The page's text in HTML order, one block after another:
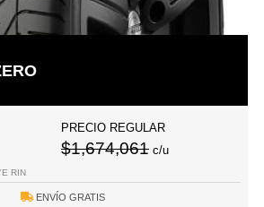
PRECIO REGULAR
$1,674,061 c/u
RIN
ENVÍO GRATIS